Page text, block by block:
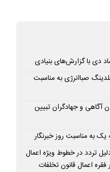
داخلی و
اتابک: تولید
دی با گزارش‌های بنیادی
صباانرژی به مناسبت
آگاهی و جهادگران تبیین
به مناسبت روز خبرنگار
دلیل تردد در خطوط ویژه اعمال
/ ۹۴۵ هزار فقره اعمال قانون تخلفات